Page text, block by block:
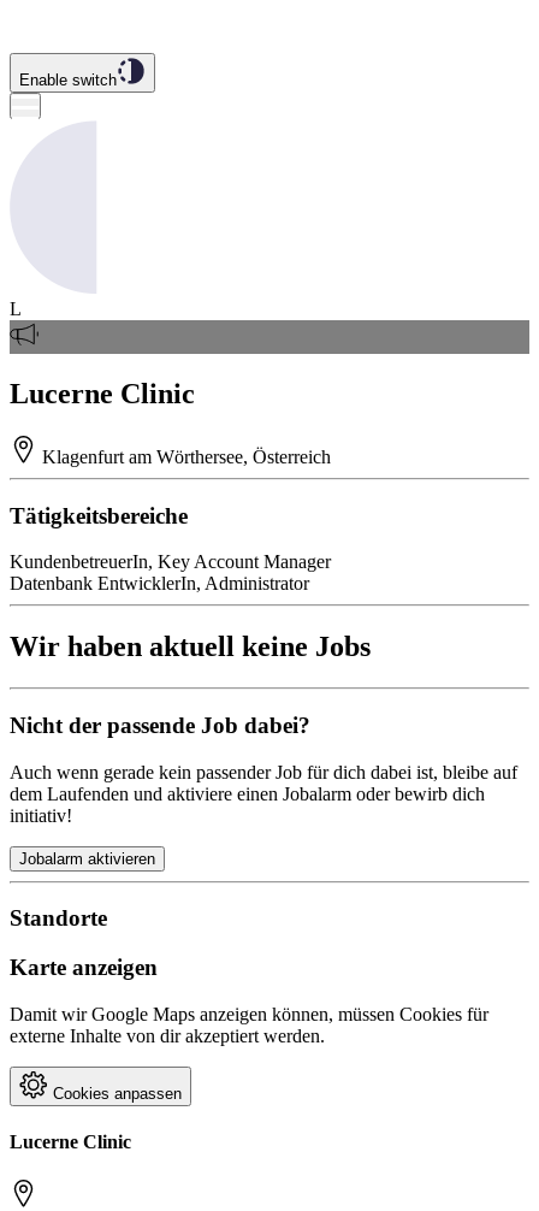
Enable switch
L
Lucerne Clinic
Klagenfurt am Wörthersee, Österreich
Tätigkeitsbereiche
KundenbetreuerIn, Key Account Manager
Datenbank EntwicklerIn, Administrator
Wir haben aktuell keine Jobs
Nicht der passende Job dabei?
Auch wenn gerade kein passender Job für dich dabei ist, bleibe auf
dem Laufenden und aktiviere einen Jobalarm oder bewirb dich
initiativ!
Jobalarm aktivieren
Standorte
Karte anzeigen
Damit wir Google Maps anzeigen können, müssen Cookies für
externe Inhalte von dir akzeptiert werden.
Cookies anpassen
Lucerne Clinic